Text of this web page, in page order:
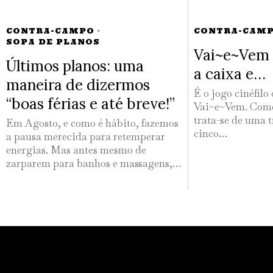
CONTRA-CAMPO ·
SOPA DE PLANOS
Últimos planos: uma
maneira de dizermos
“boas férias e até breve!”
Em Agosto, e como é hábito, fazemos
a pausa merecida para retemperar
energias. Mas antes mesmo de
zarparem para banhos e massagens,…
CONTRA-
a caixa e…
É o jogo cinéfilo
Vai~e~Vem.
trata-se de uma
cinco…